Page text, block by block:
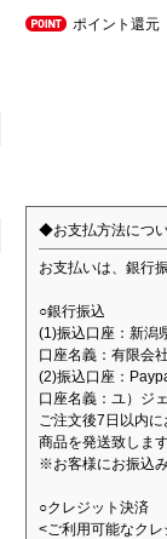
ポイント還元
◆お支払方法につ
お支払いは、銀行
○銀行振込
(1)振込口座：新
口座名義：有限会
(2)振込口座：
口座名義：ユ）ジ
ご注文後7日以内
商品を発送致します
※お客様にお振込
○クレジット決済
<ご利用可能なク